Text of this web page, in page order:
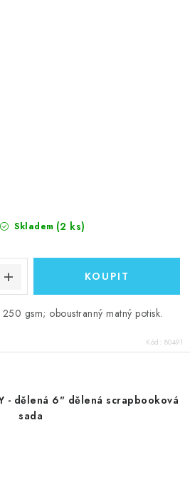
Skladem (2 ks)
gsm; oboustranný matný potisk.
Kód: 80491
- dělená 6" dělená scrapbooková
sada